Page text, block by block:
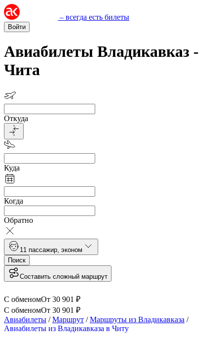
– всегда есть билеты
Войти
Авиабилеты Владикавказ -
Чита
Откуда
Куда
Когда
Обратно
1 1 пассажир эконом
Поиск
Составить сложный маршрут
С обменомОт 30 901 ₽
С обменомОт 30 901 ₽
Авиабилеты /Маршрут /Маршруты из Владикавказа /
Авиабилеты из Владикавказа в Читу